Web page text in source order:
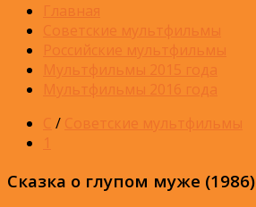
Главная
Советские мультфильмы
Российские мультфильмы
Мультфильмы 2015 года
Мультфильмы 2016 года
С / Советские мультфильмы
1
Сказка о глупом муже (1986)